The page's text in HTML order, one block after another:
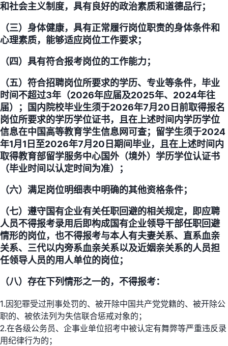
和社会主义制度，具有良好的政治素质和道德品行；
（三）身体健康，具有正常履行岗位职责的身体条件和
心理素质，能够适应岗位工作要求；
（四）具有符合报考岗位的工作能力；
（五）符合招聘岗位所要求的学历、专业等条件，毕业
时间不超过3年（2026年应届及2025年、2024年往
届）；国内院校毕业生须于2026年7月20日前取得报名
岗位所要求的学历学位证书，且在上述时间内学历学位
信息在中国高等教育学生信息网可查；留学生须于2024
年1月1日至2026年7月20日期间毕业，且在上述时间内
取得教育部留学服务中心国外（境外）学历学位认证书
（毕业时间以认定时间为准）；
（六）满足岗位明细表中明确的其他资格条件；
（七）遵守国有企业有关任职回避的相关规定，即应聘
人员不得报考录用后即构成国有企业领导干部任职回避
情形的岗位，也不得报考与本人有夫妻关系、直系血亲
关系、三代以内旁系血亲关系以及近姻亲关系的人员担
任领导人员的用人单位的岗位；
（八）存在下列情形之一的，不得报考：
1.因犯罪受过刑事处罚的、被开除中国共产党党籍的、被开除公
职的、被依法列为失信联合惩戒对象的；
2.在各级公务员、企事业单位招考中被认定有舞弊等严重违反录
用纪律行为的；